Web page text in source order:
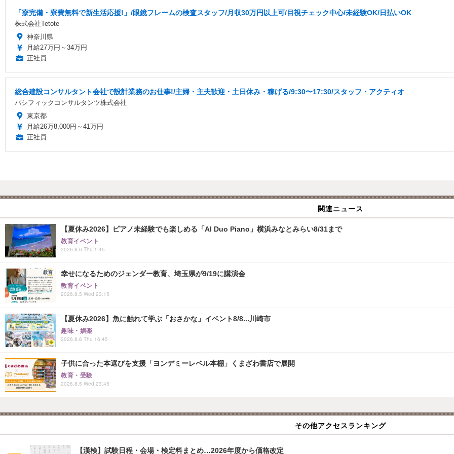
「寮完備・寮費無料で新生活応援!」/眼鏡フレームの検査スタッフ/月収30万円以上可/目視チェック中心/未経験OK/日払いOK
株式会社Tetote
神奈川県
月給27万円～34万円
正社員
総合建設コンサルタント会社で設計業務のお仕事!/主婦・主夫歓迎・土日休み・稼げる/9:30〜17:30/スタッフ・アクティオ
パシフィックコンサルタンツ株式会社
東京都
月給26万8,000円～41万円
正社員
関連ニュース
【夏休み2026】ピアノ未経験でも楽しめる「AI Duo Piano」横浜みなとみらい8/31まで
教育イベント
2026.8.6 Thu 1:45
幸せになるためのジェンダー教育、埼玉県が9/19に講演会
教育イベント
2026.8.5 Wed 23:15
【夏休み2026】魚に触れて学ぶ「おさかな」イベント8/8...川崎市
趣味・娯楽
2026.8.6 Thu 16:45
子供に合った本選びを支援「ヨンデミーレベル本棚」くまざわ書店で展開
教育・受験
2026.8.5 Wed 23:45
その他アクセスランキング
【漢検】試験日程・会場・検定料まとめ…2026年度から価格改定